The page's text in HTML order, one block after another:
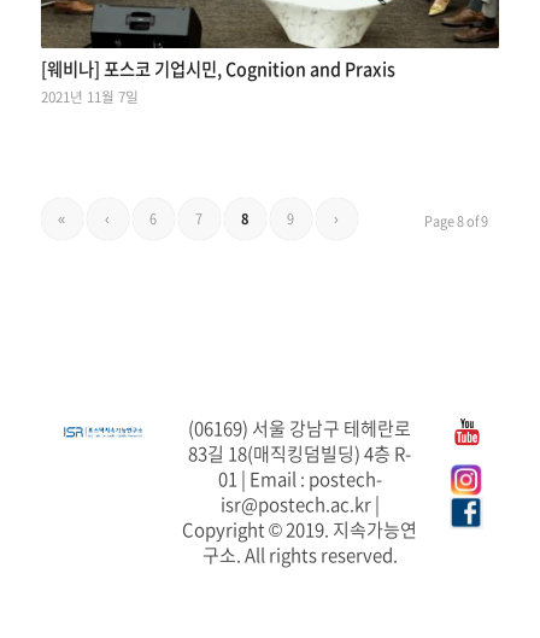
[웨비나] 포스코 기업시민, Cognition and Praxis
2021년 11월 7일
Page 8 of 9
« ‹ 6 7 8 9 ›
(06169) 서울 강남구 테헤란로
83길 18(매직킹덤빌딩) 4층 R-
01 | Email : postech-
isr@postech.ac.kr |
Copyright © 2019. 지속가능연
구소. All rights reserved.